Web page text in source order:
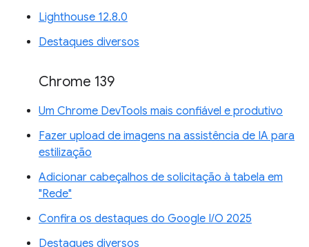
Lighthouse 12.8.0
Destaques diversos
Chrome 139
Um Chrome DevTools mais confiável e produtivo
Fazer upload de imagens na assistência de IA para
estilização
Adicionar cabeçalhos de solicitação à tabela em
"Rede"
Confira os destaques do Google I/O 2025
Destaques diversos